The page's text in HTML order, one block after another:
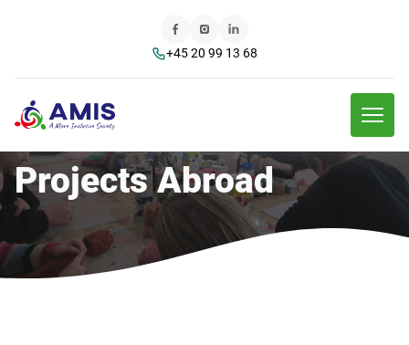
+45 20 99 13 68
Projects Abroad